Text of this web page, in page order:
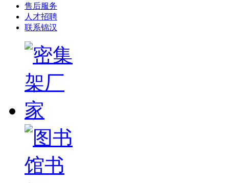
售后服务
人才招聘
联系锦汉